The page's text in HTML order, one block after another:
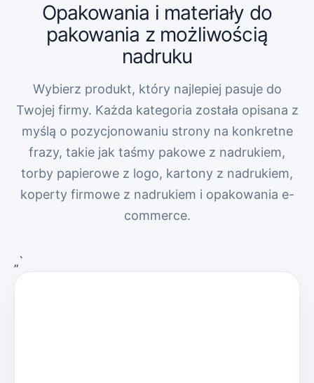
Opakowania i materiały do
pakowania z możliwością
nadruku
Wybierz produkt, który najlepiej pasuje do
Twojej firmy. Każda kategoria została opisana z
myślą o pozycjonowaniu strony na konkretne
frazy, takie jak taśmy pakowe z nadrukiem,
torby papierowe z logo, kartony z nadrukiem,
koperty firmowe z nadrukiem i opakowania e-
commerce.
„`